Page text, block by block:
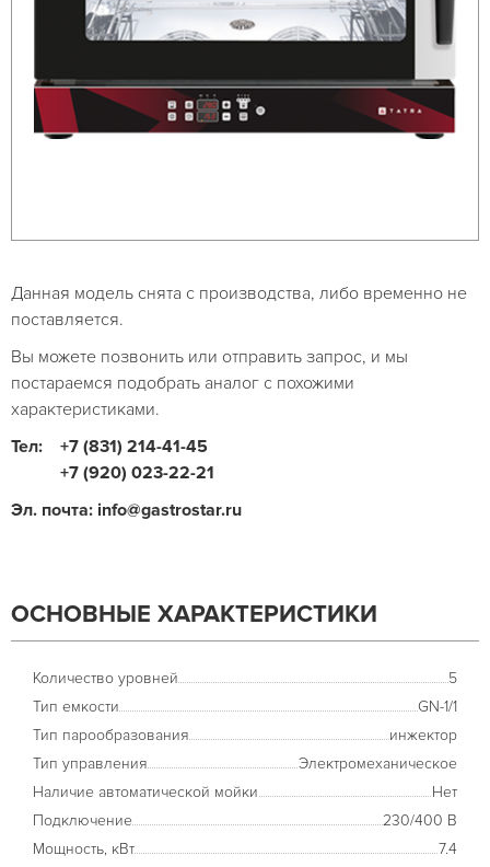
Данная модель снята с производства, либо временно не
поставляется.
Вы можете позвонить или отправить запрос, и мы
постараемся подобрать аналог с похожими
характеристиками.
Тел:
+7 (831) 214-41-45
+7 (920) 023-22-21
Эл. почта: info@gastrostar.ru
ОСНОВНЫЕ ХАРАКТЕРИСТИКИ
Количество уровней
5
Тип емкости
GN-1/1
Тип парообразования
инжектор
Тип управления
Электромеханическое
Наличие автоматической мойки
Нет
Подключение
230/400 В
Мощность, кВт
7.4